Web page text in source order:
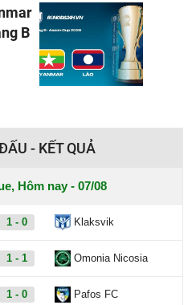
B
- KẾT QUẢ
Hôm nay - 07/08
1 - 0 Klaksvik
1 - 1 Omonia Nicosia
1 - 0 Pafos FC